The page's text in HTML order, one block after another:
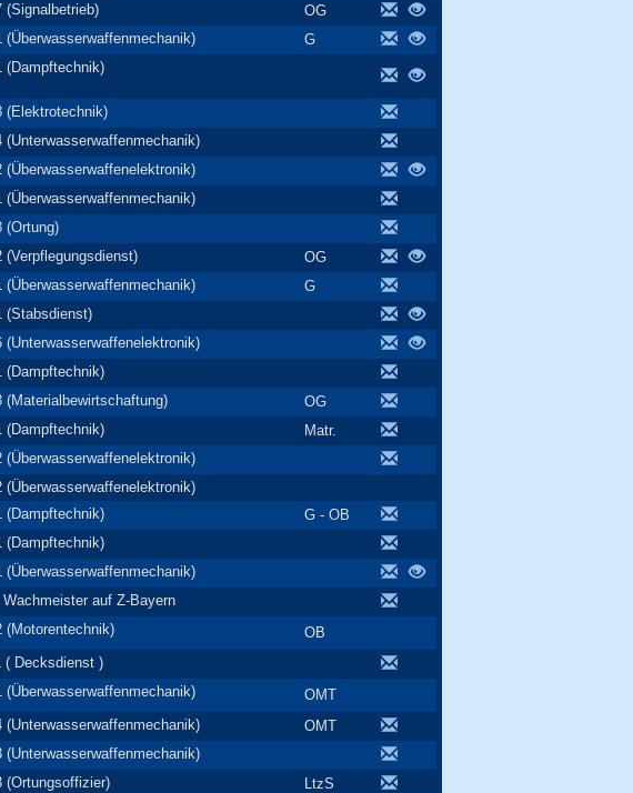
(Signalbetrieb)
OG
(Überwasserwaffenmechanik)
G
(Dampftechnik)
(Elektrotechnik)
(Unterwasserwaffenmechanik)
(Überwasserwaffenelektronik)
(Überwasserwaffenmechanik)
(Ortung)
(Verpflegungsdienst)
OG
(Überwasserwaffenmechanik)
G
(Stabsdienst)
(Unterwasserwaffenelektronik)
(Dampftechnik)
(Materialbewirtschaftung)
OG
(Dampftechnik)
Matr.
(Überwasserwaffenelektronik)
(Überwasserwaffenelektronik)
(Dampftechnik)
G - OB
(Dampftechnik)
(Überwasserwaffenmechanik)
Wachmeister auf Z-Bayern
(Motorentechnik)
OB
( Decksdienst )
(Überwasserwaffenmechanik)
OMT
(Unterwasserwaffenmechanik)
OMT
(Unterwasserwaffenmechanik)
(Ortungsoffizier)
LtzS